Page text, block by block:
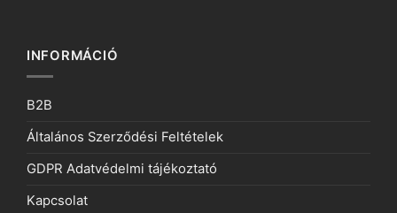
INFORMÁCIÓ
B2B
Általános Szerződési Feltételek
GDPR Adatvédelmi tájékoztató
Kapcsolat